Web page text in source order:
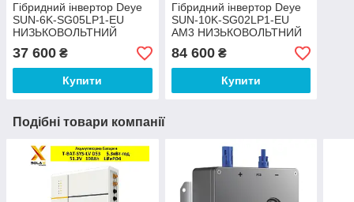
Гібридний інвертор Deye
SUN-6K-SG05LP1-EU
НИЗЬКОВОЛЬТНИЙ
37 600 ₴
Купити
Гібридний інвертор Deye
SUN-10K-SG02LP1-EU
АМ3 НИЗЬКОВОЛЬТНИЙ
84 600₴
Купити
Подібні товари компанії